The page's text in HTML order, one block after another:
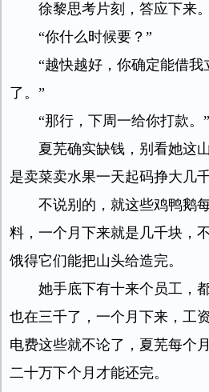
徐黎思考片刻，答应下来。
“你什么时候要？”
“越快越好，你确定能借
了。”
“那行，下周一给你打款。”
夏芜确实缺钱，别看她这
是卖菜卖水果一天起码挣大几
不说别的，就这些鸡鸭鹅
料，一个月下来就是几千块，
饿得它们能把山头给造完。
她手底下有十来个员工，
也在三千了，一个月下来，工
电费这些就不论了，夏芜每个
二十万下个月才能还完。